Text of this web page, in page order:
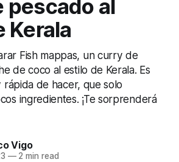
pescado al
Kerala
Fish mappas, un curry de
de coco al estilo de Kerala. Es
rápida de hacer, que solo
ingredientes. ¡Te sorprenderá
Vigo
—2 min read